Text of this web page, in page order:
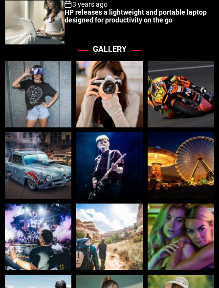
3 years ago
HP releases a lightweight and portable laptop
designed for productivity on the go
GALLERY